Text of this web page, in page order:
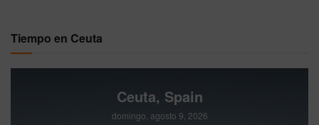
Tiempo en Ceuta
Ceuta, Spain
domingo, agosto 9, 2026